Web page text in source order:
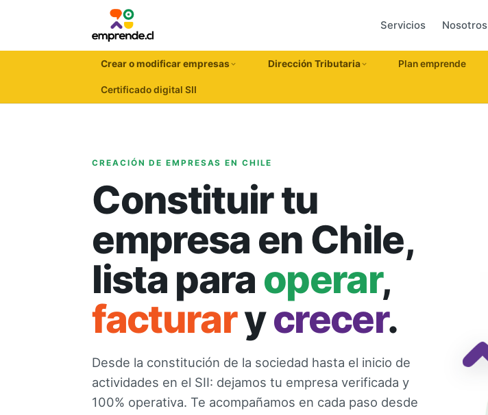
Servicios Nosotros
Crear o modificar empresas Dirección Tributaria Plan emprende
Certificado digital SII
CREACIÓN DE EMPRESAS EN CHILE
Constituir tu
empresa en Chile,
lista para operar,
facturarycrecer.
Desde la constitución de la sociedad hasta el inicio de
actividades en el SII: dejamos tu empresa verificada y
100% operativa. Te acompañamos en cada paso desde